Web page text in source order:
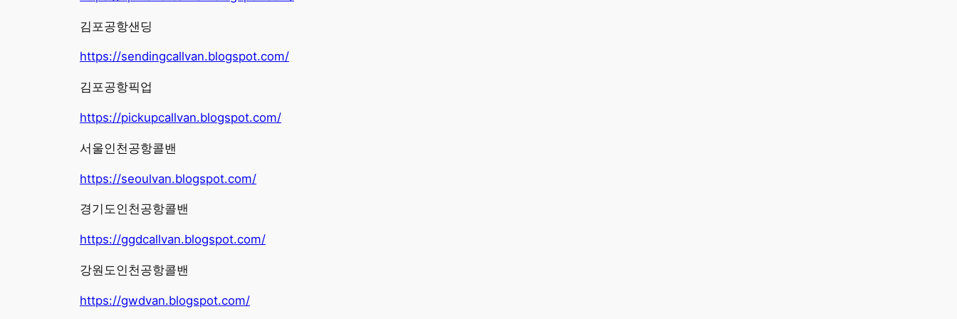
김포공항샌딩
https://sendingcallvan.blogspot.com/
김포공항픽업
https://pickupcallvan.blogspot.com/
서울인천공항콜밴
https://seoulvan.blogspot.com/
경기도인천공항콜밴
https://ggdcallvan.blogspot.com/
강원도인천공항콜밴
https://gwdvan.blogspot.com/